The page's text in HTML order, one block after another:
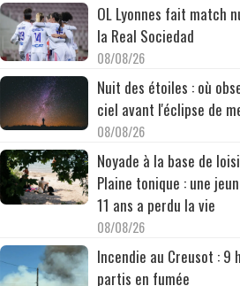
OL Lyonnes fait match
la Real Sociedad
08/08/26
Nuit des étoiles : où
ciel avant l'éclipse de
08/08/26
Noyade à la base de
Plaine tonique : une
11 ans a perdu la vie
08/08/26
Incendie au Creusot : 9
partis en fumée